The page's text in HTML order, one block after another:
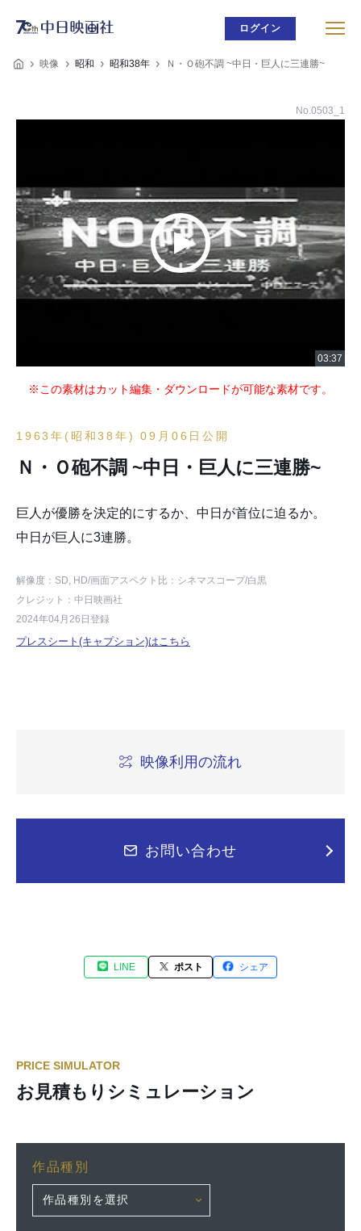
ログイン
映像 昭和 昭和38年 Ｎ・Ｏ砲不調 ~中日・巨人に三連勝~
No.0503_1
※この素材はカット編集・ダウンロードが可能な素材です。
1963年(昭和38年) 09月06日公開
Ｎ・Ｏ砲不調 ~中日・巨人に三連勝~
巨人が優勝を決定的にするか、中日が首位に迫るか。
中日が巨人に3連勝。
解像度：SD, HD/画面アスペクト比：シネマスコープ/白黒
クレジット：中日映画社
2024年04月26日登録
プレスシート(キャプション)はこちら
映像利用の流れ
お問い合わせ
LINE ポスト シェア
PRICE SIMULATOR
お見積もりシミュレーション
作品種別